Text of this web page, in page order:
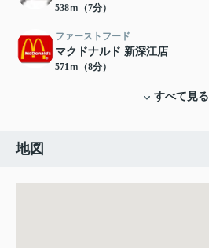
538ｍ（7分）
ファーストフード
マクドナルド 新深江店
571ｍ（8分）
すべて見る
地図